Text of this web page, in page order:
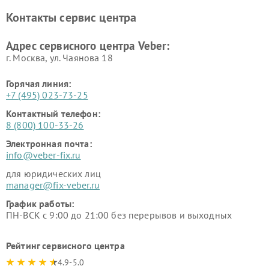
Контакты сервис центра
Адрес сервисного центра Veber:
г. Москва, ул. Чаянова 18
Горячая линия:
+7 (495) 023-73-25
Контактный телефон:
8 (800) 100-33-26
Электронная почта:
info@veber-fix.ru
для юридических лиц
manager@fix-veber.ru
График работы:
ПН-ВСК с 9:00 до 21:00 без перерывов и выходных
Рейтинг сервисного центра
4.9-5.0